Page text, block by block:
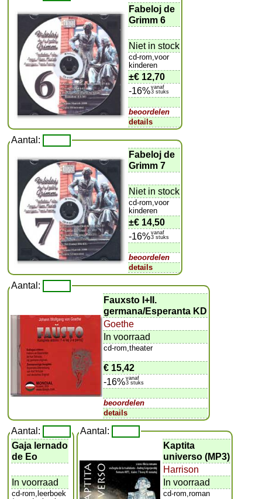
Fabeloj de
Grimm 6
Niet in stock
cd-rom,voor
kinderen
±€ 12,70
-16%vanaf
3 stuks
beoordelen
details
Aantal:
Fabeloj de
Grimm 7
Niet in stock
cd-rom,voor
kinderen
±€ 14,50
-16%vanaf
3 stuks
beoordelen
details
Aantal:
Fauxsto I+II.
germana/Esperanta KD
Goethe
In voorraad
cd-rom,theater
€ 15,42
-16%vanaf
3 stuks
beoordelen
details
Aantal:
Gaja lernado
de Eo
In voorraad
cd-rom,leerboek
Aantal:
Kaptita
universo (MP3)
Harrison
In voorraad
cd-rom,roman